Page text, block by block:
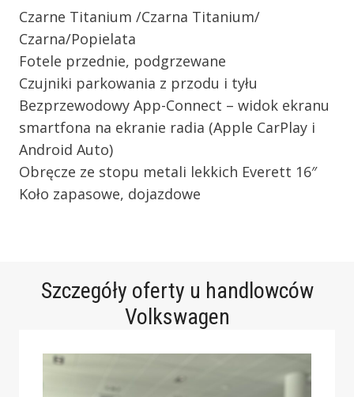
Czarne Titanium /Czarna Titanium/
Czarna/Popielata
Fotele przednie, podgrzewane
Czujniki parkowania z przodu i tyłu
Bezprzewodowy App-Connect – widok ekranu
smartfona na ekranie radia (Apple CarPlay i
Android Auto)
Obręcze ze stopu metali lekkich Everett 16″
Koło zapasowe, dojazdowe
Szczegóły oferty u handlowców
Volkswagen